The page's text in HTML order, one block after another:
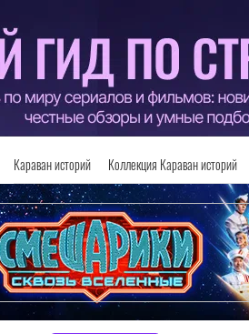
Караван историй Коллекция Караван историй